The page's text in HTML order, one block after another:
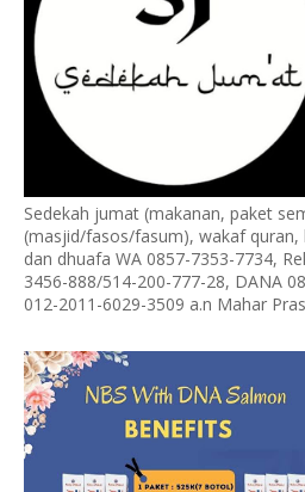
Sedekah jumat (makanan, paket
(masjid/fasos/fasum), wakaf quran,
dan dhuafa WA 0857-7353-7734,
3456-888/514-200-777-28, DANA
012-2011-6029-3509 a.n Mahar